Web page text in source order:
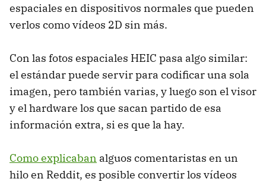
espaciales en dispositivos normales que pueden
verlos como vídeos 2D sin más.
Con las fotos espaciales HEIC pasa algo similar:
el estándar puede servir para codificar una sola
imagen, pero también varias, y luego son el visor
y el hardware los que sacan partido de esa
información extra, si es que la hay.
Como explicaban alguos comentaristas en un
hilo en Reddit, es posible convertir los vídeos